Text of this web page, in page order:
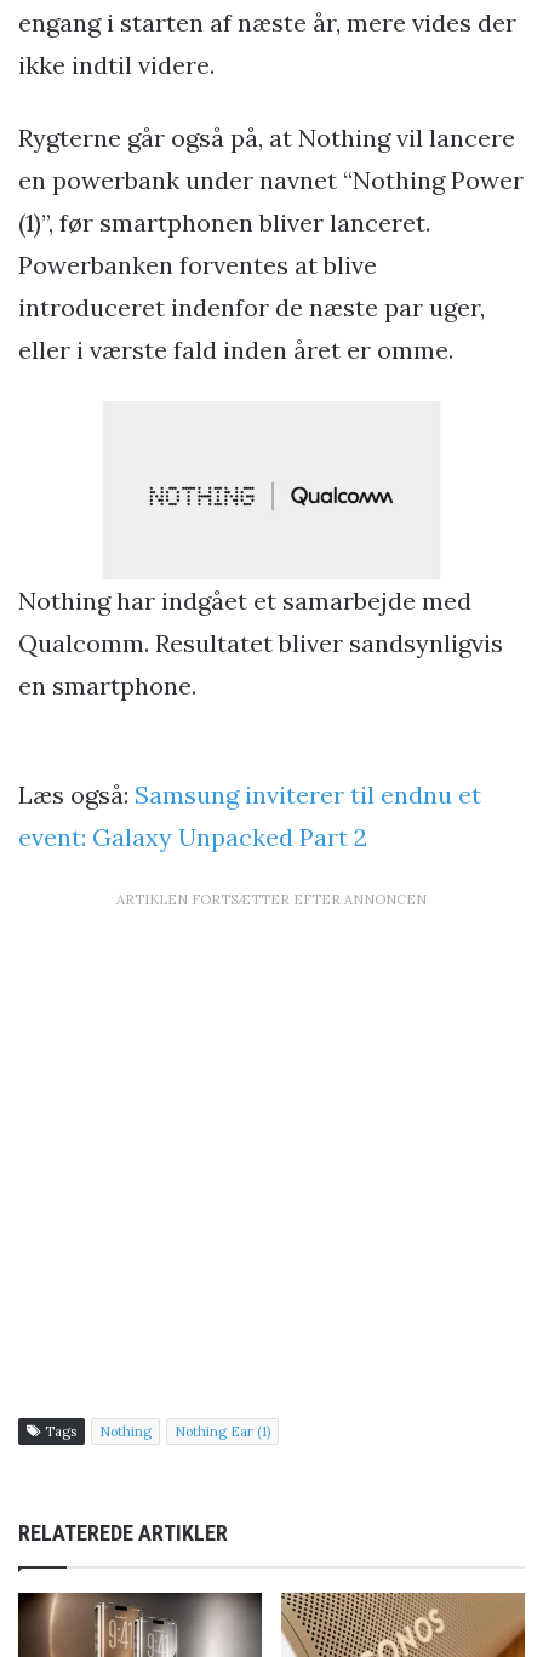
engang i starten af næste år, mere vides der
ikke indtil videre.
Rygterne går også på, at Nothing vil lancere
en powerbank under navnet “Nothing Power
(1)”, før smartphonen bliver lanceret.
Powerbanken forventes at blive
introduceret indenfor de næste par uger,
eller i værste fald inden året er omme.
Nothing har indgået et samarbejde med
Qualcomm. Resultatet bliver sandsynligvis
en smartphone.
Læs også: Samsung inviterer til endnu et
event: Galaxy Unpacked Part 2
ARTIKLEN FORTSÆTTER EFTER ANNONCEN
Tags Nothing Nothing Ear (1)
RELATEREDE ARTIKLER